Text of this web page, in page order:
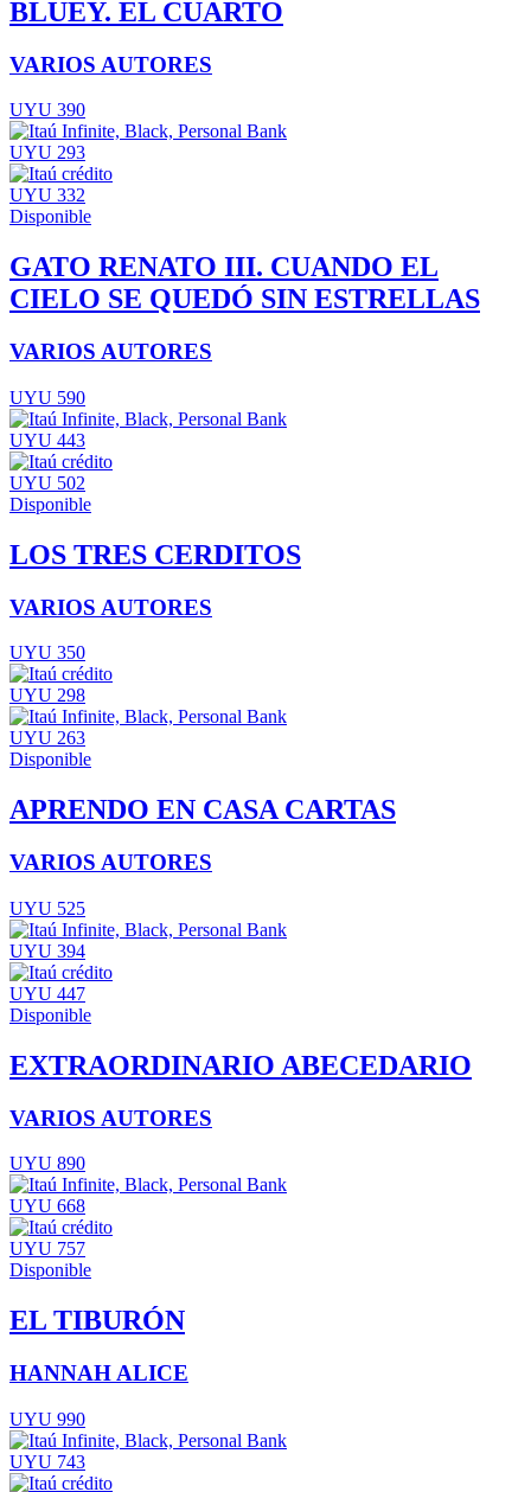
BLUEY. EL CUARTO
VARIOS AUTORES
UYU 390
UYU 293
UYU 332
Disponible
GATO RENATO III. CUANDO EL
CIELO SE QUEDÓ SIN ESTRELLAS
VARIOS AUTORES
UYU 590
UYU 443
UYU 502
Disponible
LOS TRES CERDITOS
VARIOS AUTORES
UYU 350
UYU 298
UYU 263
Disponible
APRENDO EN CASA CARTAS
VARIOS AUTORES
UYU 525
UYU 394
UYU 447
Disponible
EXTRAORDINARIO ABECEDARIO
VARIOS AUTORES
UYU 890
UYU 668
UYU 757
Disponible
EL TIBURÓN
HANNAH ALICE
UYU 990
UYU 743